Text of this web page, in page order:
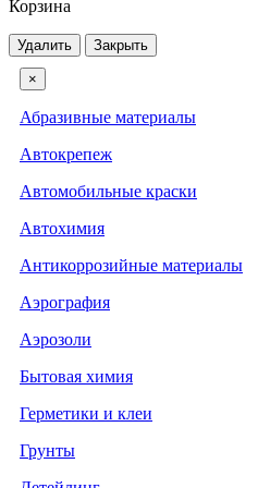
Корзина
Удалить Закрыть
×
Абразивные материалы
Автокрепеж
Автомобильные краски
Автохимия
Антикоррозийные материалы
Аэрография
Аэрозоли
Бытовая химия
Герметики и клеи
Грунты